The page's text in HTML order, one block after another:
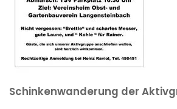
Schinkenwanderung der